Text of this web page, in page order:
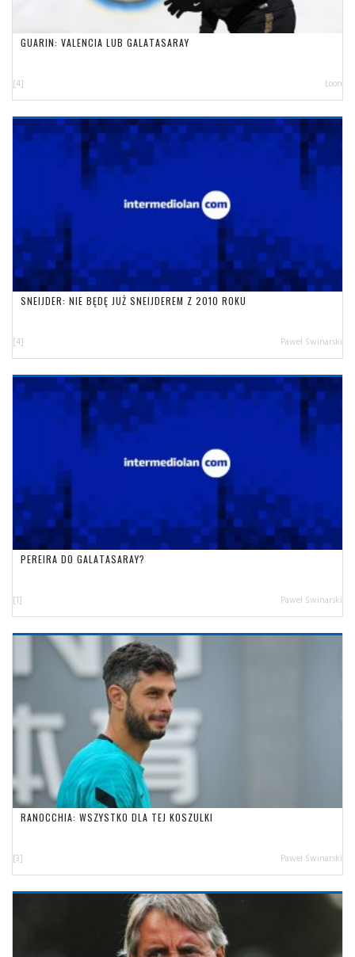
GUARIN: VALENCIA LUB GALATASARAY
[4] Loon
SNEIJDER: NIE BĘDĘ JUŻ SNEIJDEREM Z 2010 ROKU
[4] Paweł Świnarski
PEREIRA DO GALATASARAY?
[1] Paweł Świnarski
RANOCCHIA: WSZYSTKO DLA TEJ KOSZULKI
[3] Paweł Świnarski